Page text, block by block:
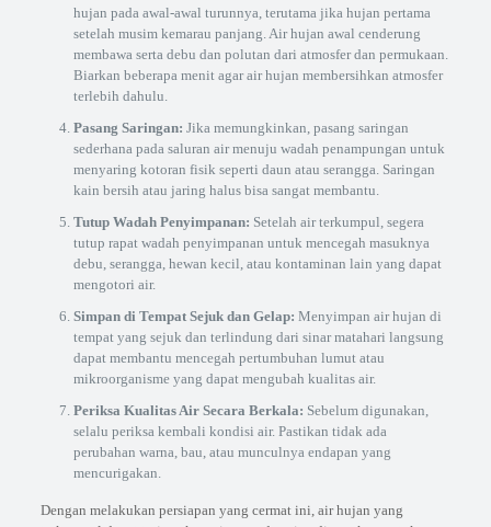
hujan pada awal-awal turunnya, terutama jika hujan pertama
setelah musim kemarau panjang. Air hujan awal cenderung
membawa serta debu dan polutan dari atmosfer dan permukaan.
Biarkan beberapa menit agar air hujan membersihkan atmosfer
terlebih dahulu.
Pasang Saringan: Jika memungkinkan, pasang saringan
sederhana pada saluran air menuju wadah penampungan untuk
menyaring kotoran fisik seperti daun atau serangga. Saringan
kain bersih atau jaring halus bisa sangat membantu.
Tutup Wadah Penyimpanan: Setelah air terkumpul, segera
tutup rapat wadah penyimpanan untuk mencegah masuknya
debu, serangga, hewan kecil, atau kontaminan lain yang dapat
mengotori air.
Simpan di Tempat Sejuk dan Gelap: Menyimpan air hujan di
tempat yang sejuk dan terlindung dari sinar matahari langsung
dapat membantu mencegah pertumbuhan lumut atau
mikroorganisme yang dapat mengubah kualitas air.
Periksa Kualitas Air Secara Berkala: Sebelum digunakan,
selalu periksa kembali kondisi air. Pastikan tidak ada
perubahan warna, bau, atau munculnya endapan yang
mencurigakan.
Dengan melakukan persiapan yang cermat ini, air hujan yang